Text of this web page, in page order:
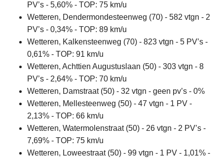
PV’s - 5,60% - TOP: 75 km/u
Wetteren, Dendermondesteenweg (70) - 582 vtgn - 2
PV’s - 0,34% - TOP: 89 km/u
Wetteren, Kalkensteenweg (70) - 823 vtgn - 5 PV’s -
0,61% - TOP: 91 km/u
Wetteren, Achttien Augustuslaan (50) - 303 vtgn - 8
PV’s - 2,64% - TOP: 70 km/u
Wetteren, Damstraat (50) - 32 vtgn - geen pv’s - 0%
Wetteren, Mellesteenweg (50) - 47 vtgn - 1 PV -
2,13% - TOP: 66 km/u
Wetteren, Watermolenstraat (50) - 26 vtgn - 2 PV’s -
7,69% - TOP: 75 km/u
Wetteren, Loweestraat (50) - 99 vtgn - 1 PV - 1,01% -